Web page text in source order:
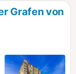
Grafen von